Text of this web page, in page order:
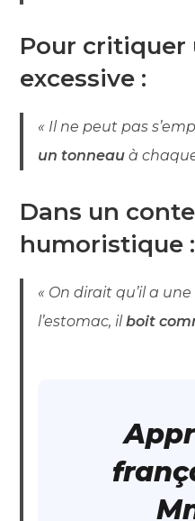
Pour
excessive :
« Il ne peut pas
un tonneau à
Dans un
humoristique :
« On dirait qu’il a
l’estomac, ilboit